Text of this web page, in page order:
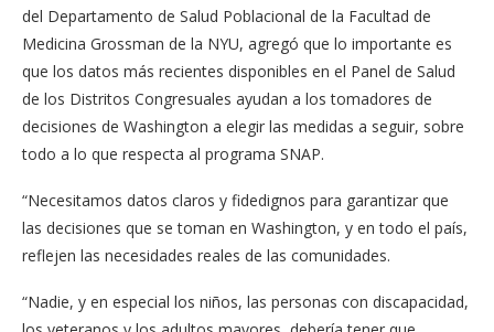
del Departamento de Salud Poblacional de la Facultad de
Medicina Grossman de la NYU, agregó que lo importante es
que los datos más recientes disponibles en el Panel de Salud
de los Distritos Congresuales ayudan a los tomadores de
decisiones de Washington a elegir las medidas a seguir, sobre
todo a lo que respecta al programa SNAP.
“Necesitamos datos claros y fidedignos para garantizar que
las decisiones que se toman en Washington, y en todo el país,
reflejen las necesidades reales de las comunidades.
“Nadie, y en especial los niños, las personas con discapacidad,